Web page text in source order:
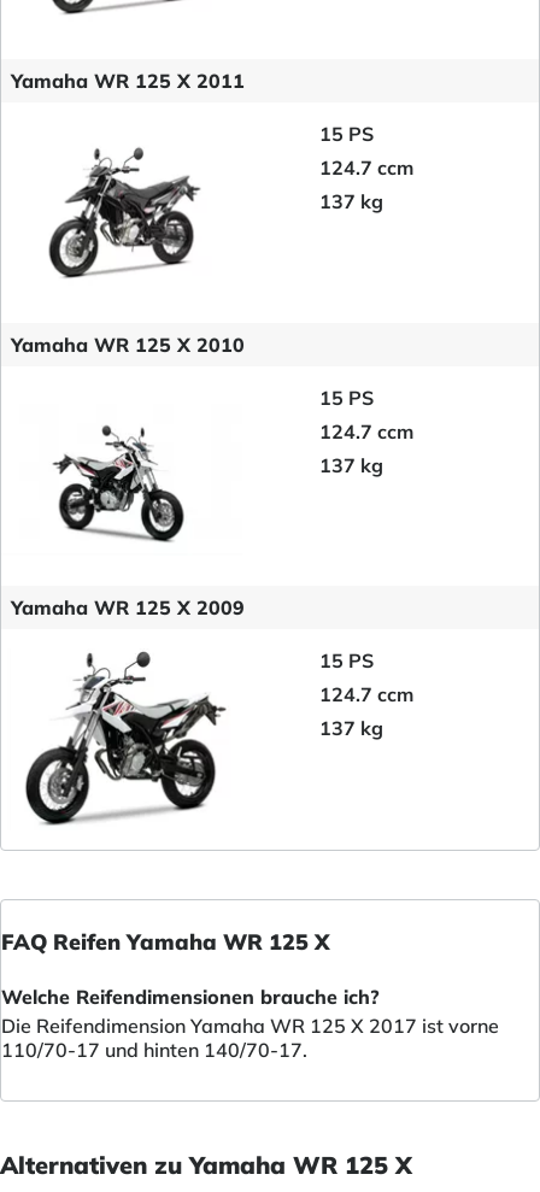
Yamaha WR 125 X 2011
15 PS
124.7 ccm
137 kg
Yamaha WR 125 X 2010
15 PS
124.7 ccm
137 kg
Yamaha WR 125 X 2009
15 PS
124.7 ccm
137 kg
FAQ Reifen Yamaha WR 125 X
Welche Reifendimensionen brauche ich?
Die Reifendimension Yamaha WR 125 X 2017 ist vorne
110/70-17 und hinten 140/70-17.
Alternativen zu Yamaha WR 125 X